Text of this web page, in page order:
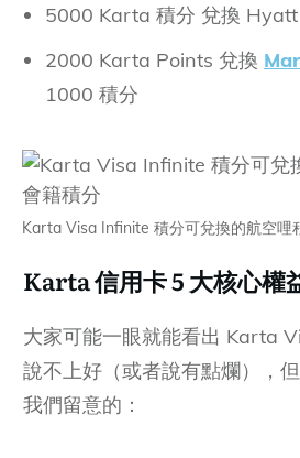
5000 Karta 積分 兌換
2000 Karta Points 兌換
1000 積分
Karta Visa Infinite 積分可兌換的航空哩
Karta 信用卡 5 大核心權
大家可能一眼就能看出 Karta
說不上好（或者說有點爛），
我們留意的：